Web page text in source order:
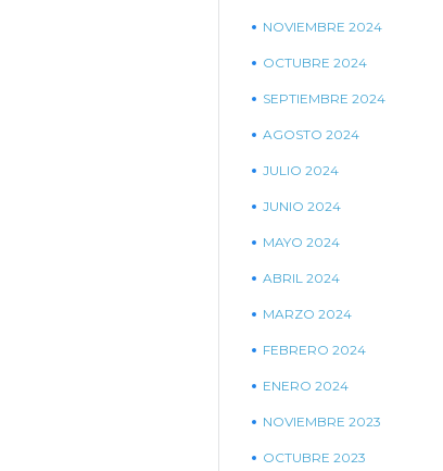
NOVIEMBRE 2024
OCTUBRE 2024
SEPTIEMBRE 2024
AGOSTO 2024
JULIO 2024
JUNIO 2024
MAYO 2024
ABRIL 2024
MARZO 2024
FEBRERO 2024
ENERO 2024
NOVIEMBRE 2023
OCTUBRE 2023